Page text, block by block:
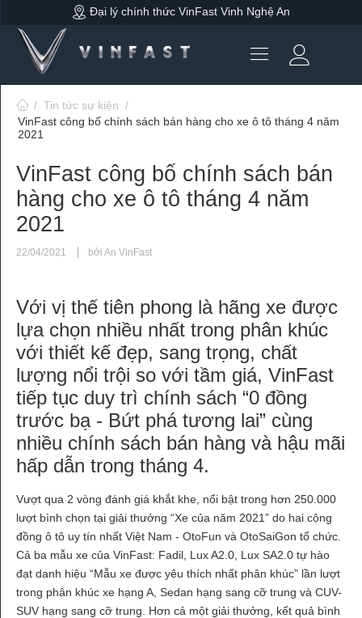
Đại lý chính thức VinFast Vinh Nghệ An
/ Tin tức sự kiện /
VinFast công bố chính sách bán hàng cho xe ô tô tháng 4 năm
2021
VinFast công bố chính sách bán
hàng cho xe ô tô tháng 4 năm
2021
22/04/2021 bởi An VinFast
Với vị thế tiên phong là hãng xe được
lựa chọn nhiều nhất trong phân khúc
với thiết kế đẹp, sang trọng, chất
lượng nổi trội so với tầm giá, VinFast
tiếp tục duy trì chính sách “0 đồng
trước bạ - Bứt phá tương lai” cùng
nhiều chính sách bán hàng và hậu mãi
hấp dẫn trong tháng 4.
Vượt qua 2 vòng đánh giá khắt khe, nổi bật trong hơn 250.000
lượt bình chọn tại giải thưởng “Xe của năm 2021” do hai cộng
đồng ô tô uy tín nhất Việt Nam - OtoFun và OtoSaiGon tổ chức.
Cả ba mẫu xe của VinFast: Fadil, Lux A2.0, Lux SA2.0 tự hào
đạt danh hiệu “Mẫu xe được yêu thích nhất phân khúc” lần lượt
trong phân khúc xe hạng A, Sedan hạng sang cỡ trung và CUV-
SUV hạng sang cỡ trung. Hơn cả một giải thưởng, kết quả bình